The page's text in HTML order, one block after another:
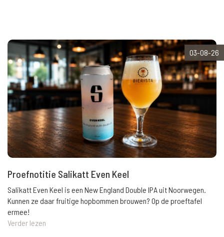
03-08-26
Proefnotitie Salikatt Even Keel
Salikatt Even Keel is een New England Double IPA uit Noorwegen.
Kunnen ze daar fruitige hopbommen brouwen? Op de proeftafel
ermee!
Verder lezen